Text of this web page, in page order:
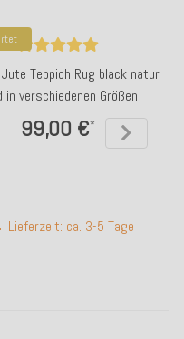
Jute Teppich Rug black natur
in verschiedenen Größen
99,00 €*
Lieferzeit: ca. 3-5 Tage